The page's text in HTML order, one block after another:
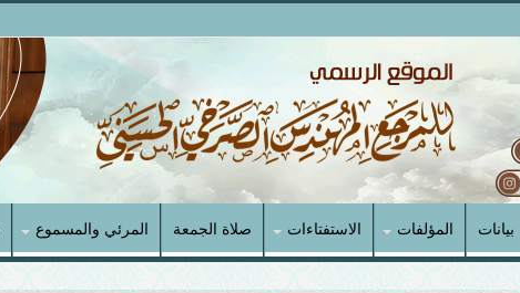
بيانات المؤلفات الاستفتاءات صلاة الجمعة المرئي والمسموع